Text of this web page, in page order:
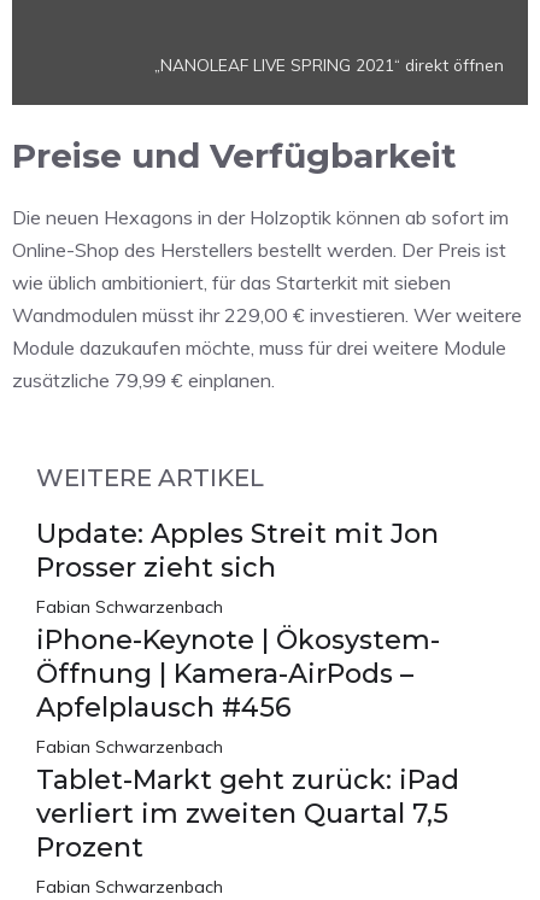
„NANOLEAF LIVE SPRING 2021“ direkt öffnen
Preise und Verfügbarkeit
Die neuen Hexagons in der Holzoptik können ab sofort im
Online-Shop des Herstellers bestellt werden. Der Preis ist
wie üblich ambitioniert, für das Starterkit mit sieben
Wandmodulen müsst ihr 229,00 € investieren. Wer weitere
Module dazukaufen möchte, muss für drei weitere Module
zusätzliche 79,99 € einplanen.
WEITERE ARTIKEL
Update: Apples Streit mit Jon
Prosser zieht sich
Fabian Schwarzenbach
iPhone-Keynote | Ökosystem-
Öffnung | Kamera-AirPods –
Apfelplausch #456
Fabian Schwarzenbach
Tablet-Markt geht zurück: iPad
verliert im zweiten Quartal 7,5
Prozent
Fabian Schwarzenbach